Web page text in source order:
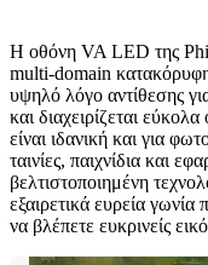
Η οθόνη VA LED της
multi-domain
υψηλό λόγο αντίθεσης
και διαχειρίζεται
είναι ιδανική και για
ταινίες, παιχνίδια και
βελτιστοποιημένη
εξαιρετικά ευρεία
να βλέπετε ευκρινείς